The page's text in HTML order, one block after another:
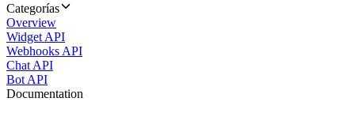
Categorías
Overview
Widget API
Webhooks API
Chat API
Bot API
Documentation